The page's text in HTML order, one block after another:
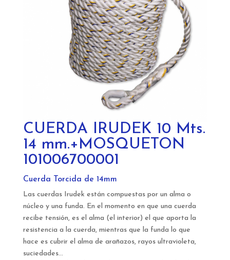
CUERDA IRUDEK 10 Mts.
14 mm.+MOSQUETON
101006700001
Cuerda Torcida de 14mm
Las cuerdas Irudek están compuestas por un alma o
núcleo y una funda. En el momento en que una cuerda
recibe tensión, es el alma (el interior) el que aporta la
resistencia a la cuerda, mientras que la funda lo que
hace es cubrir el alma de arañazos, rayos ultravioleta,
suciedades…